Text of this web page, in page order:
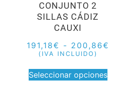
CONJUNTO 2
SILLAS CÁDIZ
CAUXI
191,18€ - 200,86€
(IVA INCLUIDO)
Seleccionar opciones